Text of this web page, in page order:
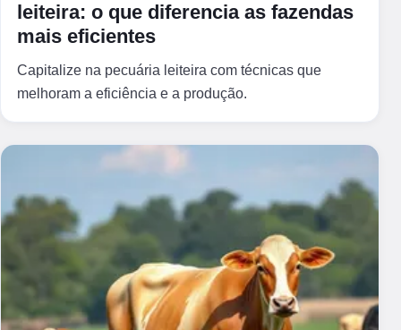
leiteira: o que diferencia as fazendas
mais eficientes
Capitalize na pecuária leiteira com técnicas que
melhoram a eficiência e a produção.